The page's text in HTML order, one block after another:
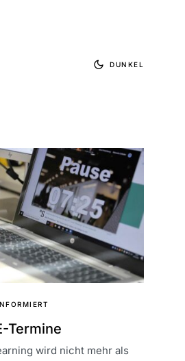
DUNKEL
Termine
wird nicht mehr als